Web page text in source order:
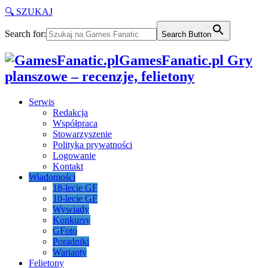
🔍 SZUKAJ
Search for: Search Button
GamesFanatic.pl Gry
planszowe – recenzje, felietony
Serwis
Redakcja
Współpraca
Stowarzyszenie
Polityka prywatności
Logowanie
Kontakt
Wiadomości
18-lecie GF
10-lecie GF
Wywiady
Konkursy
GFoto
Poradniki
Warianty
Felietony